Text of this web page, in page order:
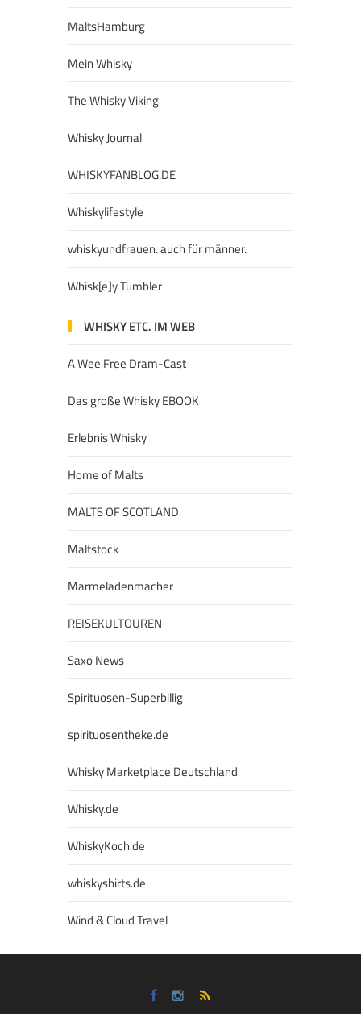
MaltsHamburg
Mein Whisky
The Whisky Viking
Whisky Journal
WHISKYFANBLOG.DE
Whiskylifestyle
whiskyundfrauen. auch für männer.
Whisk[e]y Tumbler
WHISKY ETC. IM WEB
A Wee Free Dram-Cast
Das große Whisky EBOOK
Erlebnis Whisky
Home of Malts
MALTS OF SCOTLAND
Maltstock
Marmeladenmacher
REISEKULTOUREN
Saxo News
Spirituosen-Superbillig
spirituosentheke.de
Whisky Marketplace Deutschland
Whisky.de
WhiskyKoch.de
whiskyshirts.de
Wind & Cloud Travel